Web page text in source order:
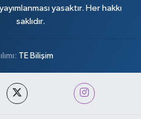
yasaktır. Her hakkı
saklıdır.
TE Bilişim